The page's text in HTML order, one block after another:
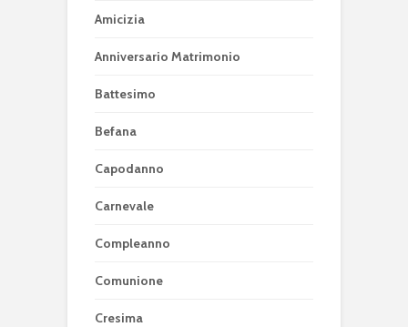
Amicizia
Anniversario Matrimonio
Battesimo
Befana
Capodanno
Carnevale
Compleanno
Comunione
Cresima